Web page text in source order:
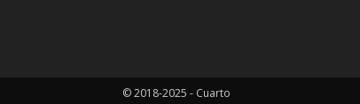
© 2018-2025 - Cuarto